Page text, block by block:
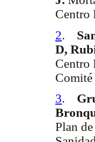
Centro
2.
D,
Centro
3.
Plan